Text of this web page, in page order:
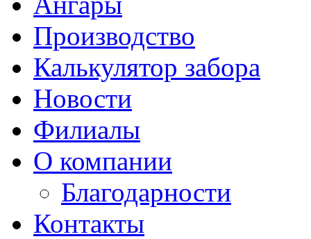
Производство
Калькулятор забора
Новости
Филиалы
О компании
Благодарности
Контакты